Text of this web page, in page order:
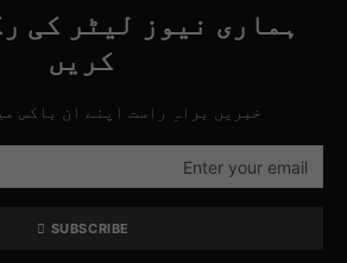
ہماری نیوز لیٹر کی
کریں
خبریں براہِ راست اپنے ان باکس
SUBSCRIBE